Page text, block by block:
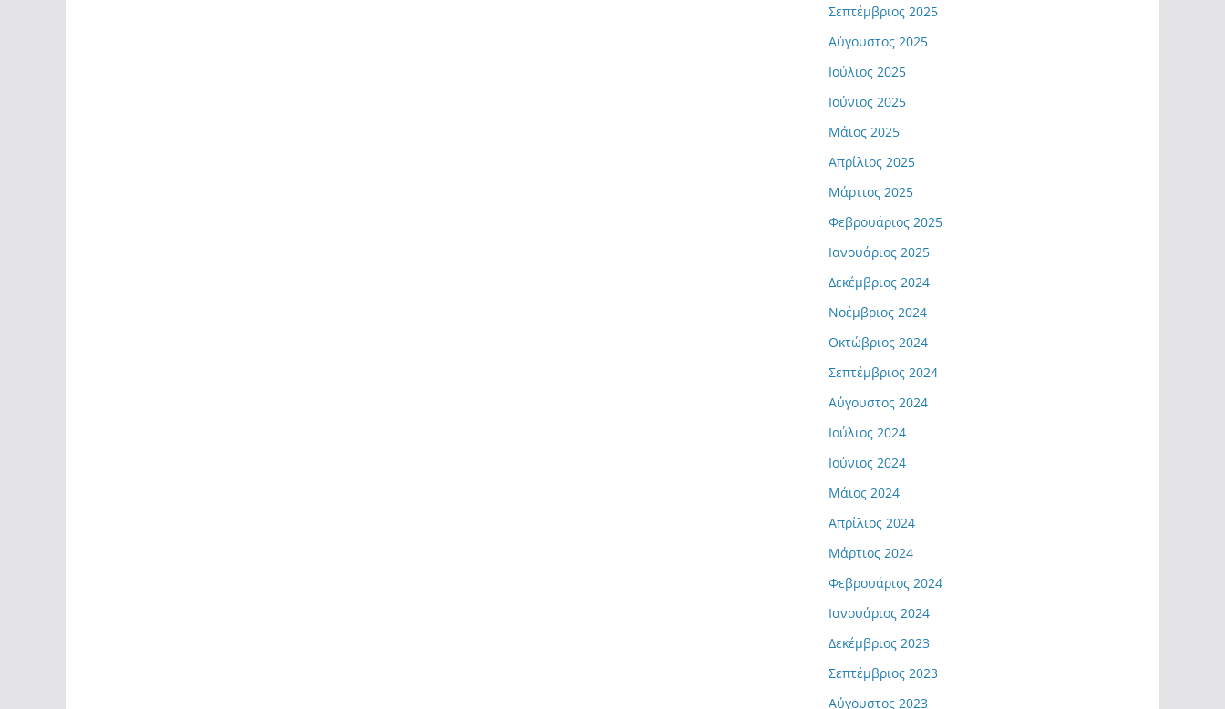
Σεπτέμβριος 2025
Αύγουστος 2025
Ιούλιος 2025
Ιούνιος 2025
Μάιος 2025
Απρίλιος 2025
Μάρτιος 2025
Φεβρουάριος 2025
Ιανουάριος 2025
Δεκέμβριος 2024
Νοέμβριος 2024
Οκτώβριος 2024
Σεπτέμβριος 2024
Αύγουστος 2024
Ιούλιος 2024
Ιούνιος 2024
Μάιος 2024
Απρίλιος 2024
Μάρτιος 2024
Φεβρουάριος 2024
Ιανουάριος 2024
Δεκέμβριος 2023
Σεπτέμβριος 2023
Αύγουστος 2023